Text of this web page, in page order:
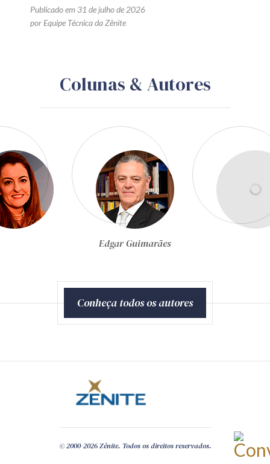
Publicado em 31 de julho de 2026
por Equipe Técnica da Zênite
Colunas & Autores
Egon Bockmann Moreira
Conheça todos os autores
© 2000-2026 Zênite. Todos os direitos reservados.